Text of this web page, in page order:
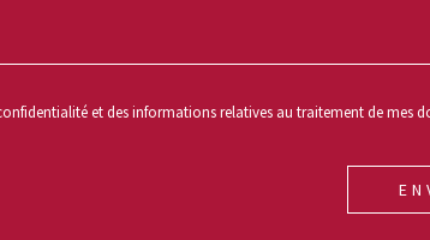
et des informations relatives au traitement de mes